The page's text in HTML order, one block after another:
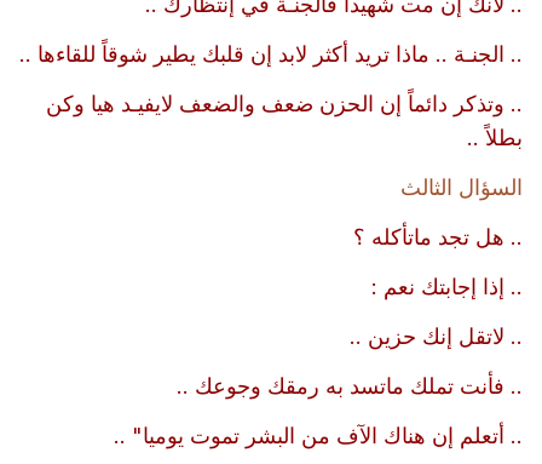
.. الجنـة .. ماذا تريد أكثر لابد إن قلبك يطير شوقاً للقاءها ..
.. وتذكر دائماً إن الحزن ضعف والضعف لايفيـد هيا وكن
بطلاً ..
السؤال الثالث
.. هل تجد ماتأكله ؟
.. إذا إجابتك نعم :
.. لاتقل إنك حزين ..
.. فأنت تملك ماتسد به رمقك وجوعك ..
.. أتعلم إن هناك الآف من البشر تموت يوميا" ..